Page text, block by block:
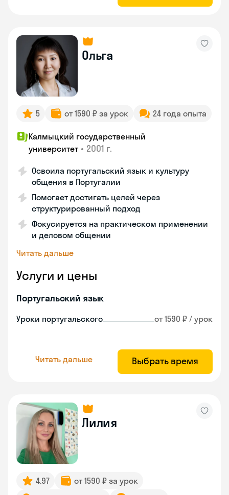
Ольга
5 от 1590 ₽ за урок 24 года опыта
Калмыцкий государственный
университет • 2001 г.
Освоила португальский язык и культуру
общения в Португалии
Помогает достигать целей через
структурированный подход
Фокусируется на практическом применении
и деловом общении
Читать дальше
Услуги и цены
Португальский язык
Уроки португальского от 1590 ₽ / урок
Читать дальше Выбрать время
Лилия
4.97
от 1590 ₽ за урок